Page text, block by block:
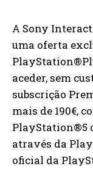
A Sony
uma oferta
aceder, sem
subscrição
mais de 190€,
PlayStation®5
através da
oficial da